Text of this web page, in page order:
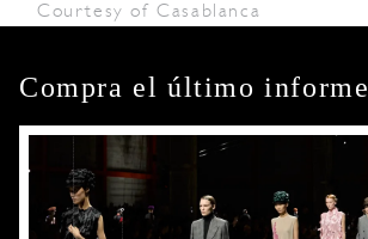
Courtesy of Casablanca
Compra el último informe